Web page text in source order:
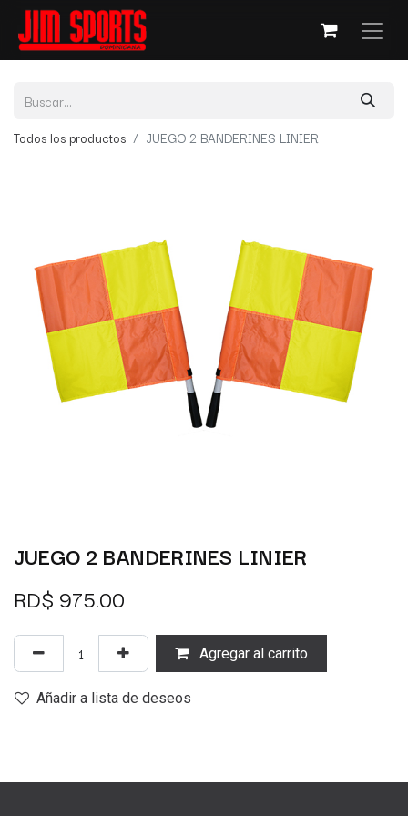
Todos los productos JUEGO 2 BANDERINES LINIER
JUEGO 2 BANDERINES LINIER
RD$ 975.00
Agregar al carrito
Añadir a lista de deseos